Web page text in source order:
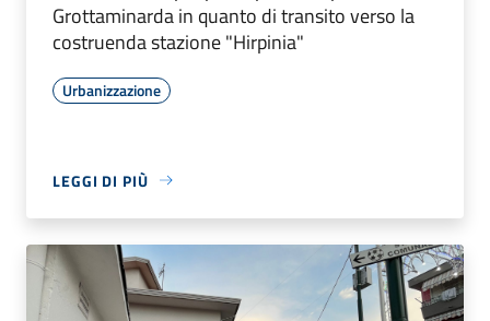
Grottaminarda in quanto di transito verso la
costruenda stazione "Hirpinia"
Urbanizzazione
LEGGI DI PIÙ